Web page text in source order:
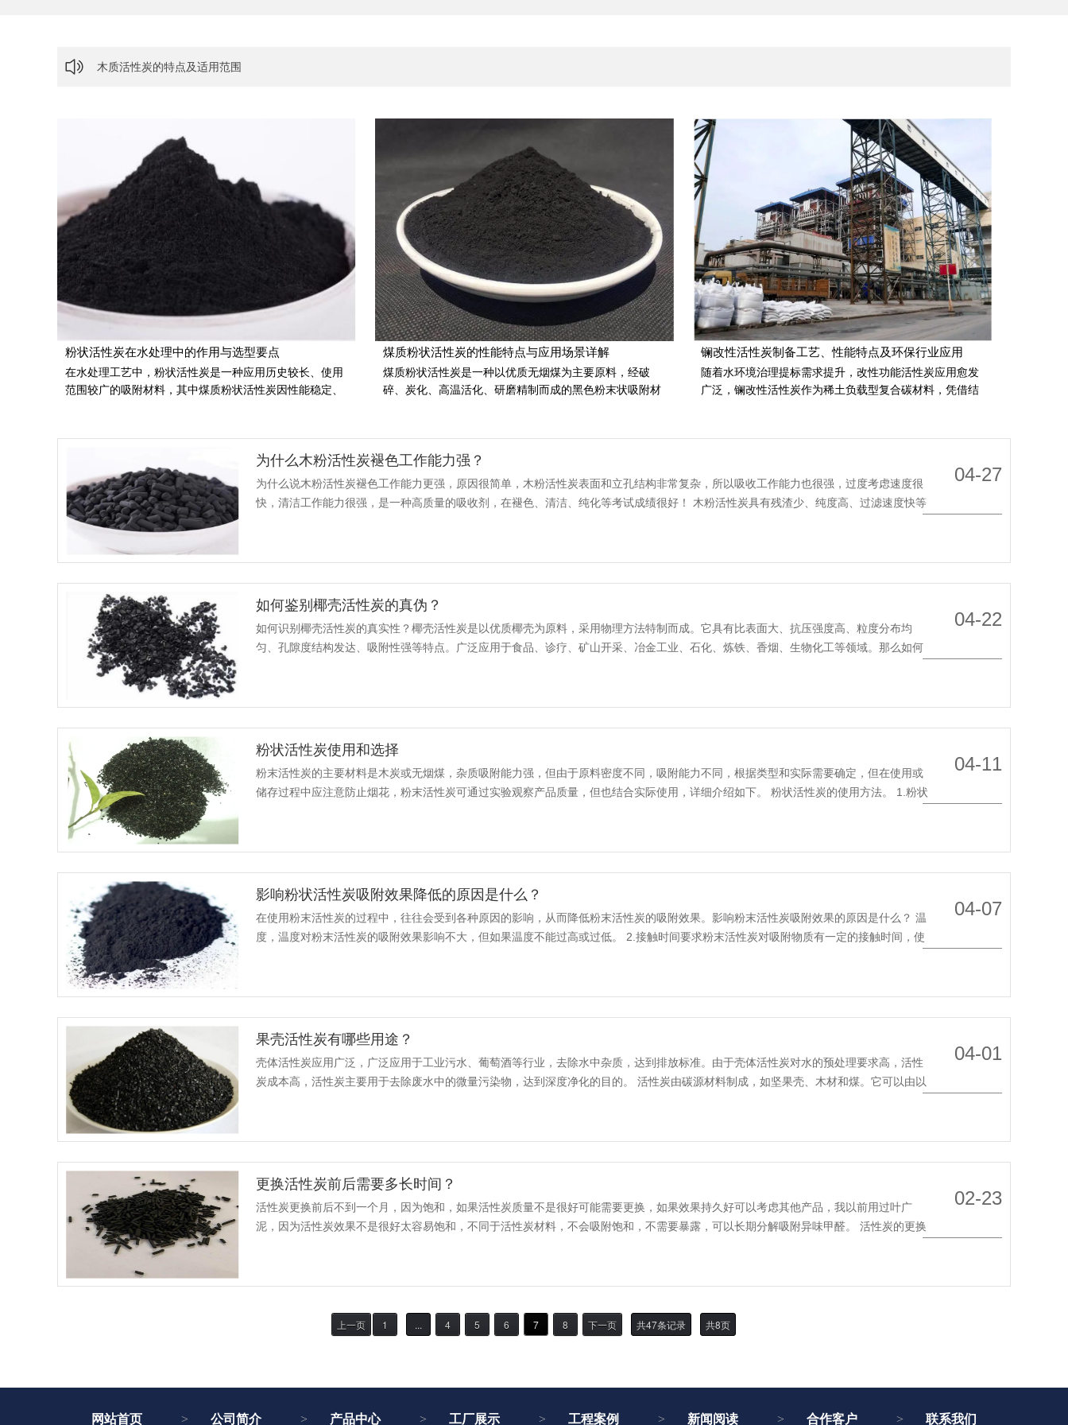
去除甲醛活性炭有多好
活性炭需要多久更换？
活性炭在臭氧分解中的应用
粉状活性炭在水处理中的作用与选型要点
在水处理工艺中，粉状活性炭是一种应用历史较长、使用
范围较广的吸附材料，其中煤质粉状活性炭因性能稳定、
有机物、色度、异味、余氯及部分重金属进行吸附去除，
在提升水质、保障用水安全方面发挥重要作用。粉状活
性...
煤质粉状活性炭的性能特点与应用场景详解
煤质粉状活性炭是一种以优质无烟煤为主要原料，经破
碎、炭化、高温活化、研磨精制而成的黑色粉末状吸附材
理、工业净化、食品脱色等领域应用广泛，是目前环保治
理与工业提纯中较为常用的功能性材料之一。 在生产工艺
方...
镧改性活性炭制备工艺、性能特点及环保行业应用
随着水环境治理提标需求提升，改性功能活性炭应用愈发
广泛，镧改性活性炭作为稀土负载型复合碳材料，凭借结
面科普，方便环保从业者参考选材。 镧改性活性炭制备主
为什么木粉活性炭褪色工作能力强？
为什么说木粉活性炭褪色工作能力更强，原因很简单，木粉活性炭表面和立孔结构非常复杂，所以吸收工作能力也很强，过度考虑速度很
快，清洁工作能力很强，是一种高质量的吸收剂，在褪色、清洁、纯化等考试成绩很好！ 木粉活性炭具有残渣少、纯度高、过滤速度快等
04-27
MORE
如何鉴别椰壳活性炭的真伪？
如何识别椰壳活性炭的真实性？椰壳活性炭是以优质椰壳为原料，采用物理方法特制而成。它具有比表面大、抗压强度高、粒度分布均
匀、孔隙度结构发达、吸附性强等特点。广泛应用于食品、诊疗、矿山开采、冶金工业、石化、炼铁、香烟、生物化工等领域。那么如何
04-22
MORE
粉状活性炭使用和选择
粉末活性炭的主要材料是木炭或无烟煤，杂质吸附能力强，但由于原料密度不同，吸附能力不同，根据类型和实际需要确定，但在使用或
储存过程中应注意防止烟花，粉末活性炭可通过实验观察产品质量，但也结合实际使用，详细介绍如下。 粉状活性炭的使用方法。 1.粉状
04-11
MORE
影响粉状活性炭吸附效果降低的原因是什么？
在使用粉末活性炭的过程中，往往会受到各种原因的影响，从而降低粉末活性炭的吸附效果。影响粉末活性炭吸附效果的原因是什么？ 温
度，温度对粉末活性炭的吸附效果影响不大，但如果温度不能过高或过低。 2.接触时间要求粉末活性炭对吸附物质有一定的接触时间，使
04-07
MORE
果壳活性炭有哪些用途？
壳体活性炭应用广泛，广泛应用于工业污水、葡萄酒等行业，去除水中杂质，达到排放标准。由于壳体活性炭对水的预处理要求高，活性
炭成本高，活性炭主要用于去除废水中的微量污染物，达到深度净化的目的。 活性炭由碳源材料制成，如坚果壳、木材和煤。它可以由以
04-01
MORE
更换活性炭前后需要多长时间？
活性炭更换前后不到一个月，因为饱和，如果活性炭质量不是很好可能需要更换，如果效果持久好可以考虑其他产品，我以前用过叶广
泥，因为活性炭效果不是很好太容易饱和，不同于活性炭材料，不会吸附饱和，不需要暴露，可以长期分解吸附异味甲醛。 活性炭的更换
02-23
MORE
上一页 1 ... 4 5 6 7 8 下一页 共47条记录 共8页
网站首页 公司简介 产品中心 工厂展示 工程案例 新闻阅读 合作客户 联系我们